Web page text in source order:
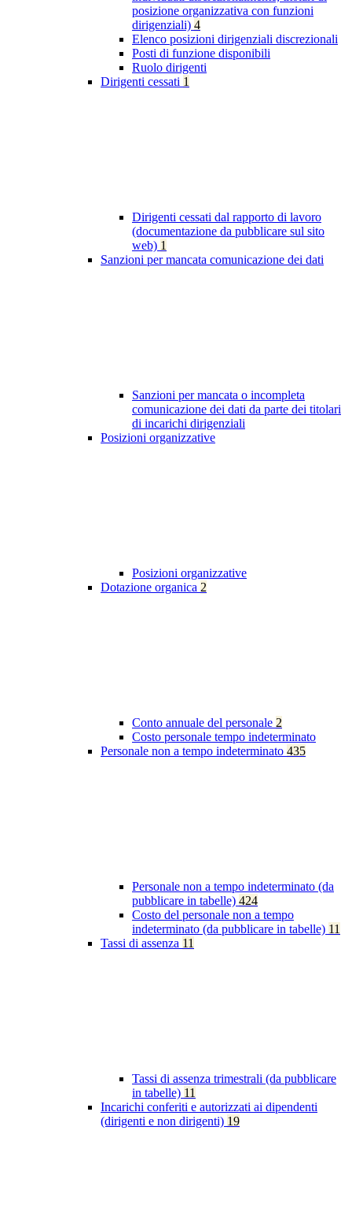
posizione organizzativa con funzioni
dirigenziali) 4
Elenco posizioni dirigenziali discrezionali
Posti di funzione disponibili
Ruolo dirigenti
Dirigenti cessati 1
Dirigenti cessati dal rapporto di lavoro
(documentazione da pubblicare sul sito
web) 1
Sanzioni per mancata comunicazione dei dati
Sanzioni per mancata o incompleta
comunicazione dei dati da parte dei titolari
di incarichi dirigenziali
Posizioni organizzative
Posizioni organizzative
Dotazione organica 2
Conto annuale del personale 2
Costo personale tempo indeterminato
Personale non a tempo indeterminato 435
Personale non a tempo indeterminato (da
pubblicare in tabelle) 424
Costo del personale non a tempo
indeterminato (da pubblicare in tabelle) 11
Tassi di assenza 11
Tassi di assenza trimestrali (da pubblicare
in tabelle) 11
Incarichi conferiti e autorizzati ai dipendenti
(dirigenti e non dirigenti) 19